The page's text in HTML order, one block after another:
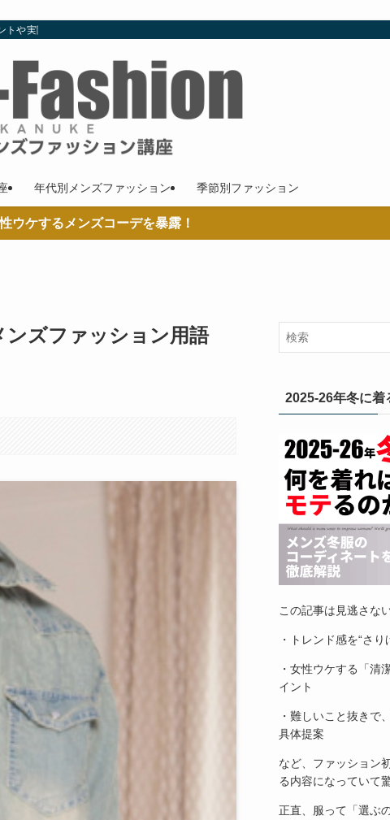
や実際の着こなし、コーデやコラムも随時更新。
年代別メンズファッション 季節別ファッション
ウケするメンズコーデを暴露！
ズファッション用語
2025-26年冬に着
この記事は見逃さな
・トレンド感を“さ
・女性ウケする「清
イント
・難しいこと抜きで
具体提案
など、ファッション
る内容になっていて
正直、服って「選ぶ